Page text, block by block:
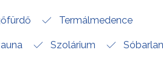
Termálmedence
Szolárium